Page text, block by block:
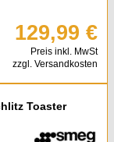
129,99 €
Preis inkl. MwSt
zzgl. Versandkosten
Toaster